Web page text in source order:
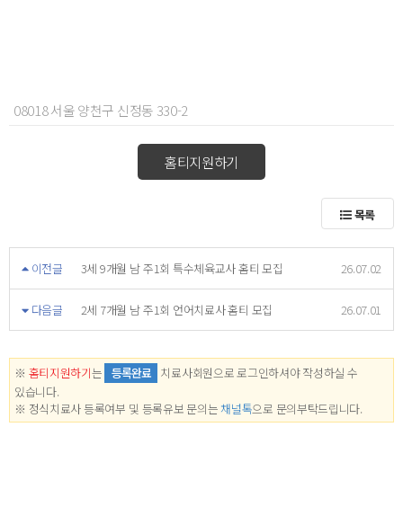
08018 서울 양천구 신정동 330-2
홈티지원하기
목록
이전글 3세 9개월 남 주1회 특수체육교사 홈티 모집 26.07.02
다음글 2세 7개월 남 주1회 언어치료사 홈티 모집 26.07.01
※ 홈티지원하기는 등록완료 치료사회원으로 로그인하셔야 작성하실 수
있습니다.
※ 정식치료사 등록여부 및 등록유보 문의는 채널톡으로 문의부탁드립니다.